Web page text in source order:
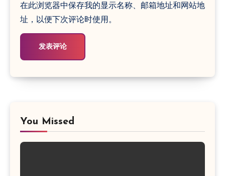
在此浏览器中保存我的显示名称、邮箱地址和网站地
址，以便下次评论时使用。
You Missed